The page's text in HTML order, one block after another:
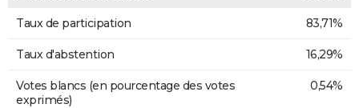
Taux de participation 83,71%
Taux d'abstention 16,29%
Votes blancs (en pourcentage des votes
exprimés)
0,54%